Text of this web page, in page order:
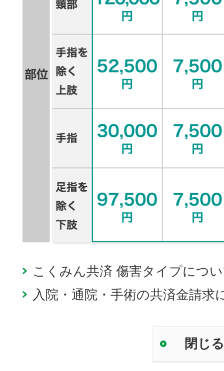
こくみん共済 傷害タイプにつ
入院・通院・手術の共済金請求
閉じる